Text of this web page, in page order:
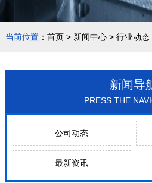
当前位置： 首页> 新闻中心> 行业动态
新闻导
PRESS THE
公司动态
最新资讯